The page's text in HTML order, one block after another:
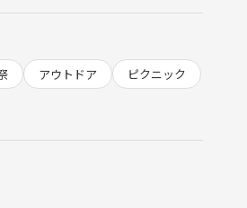
気ない日常を切り取った人間ドラ
がえのない時間だ。そんな彼が過
アウトドア ピクニック